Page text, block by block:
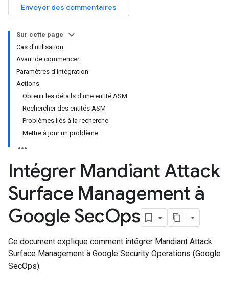
Envoyer des commentaires
Sur cette page
Cas d'utilisation
Avant de commencer
Paramètres d'intégration
Actions
Obtenir les détails d'une entité ASM
Rechercher des entités ASM
Problèmes liés à la recherche
Mettre à jour un problème
Intégrer Mandiant Attack
Surface Management à
Google SecOps
Ce document explique comment intégrer Mandiant Attack
Surface Management à Google Security Operations (Google
SecOps).